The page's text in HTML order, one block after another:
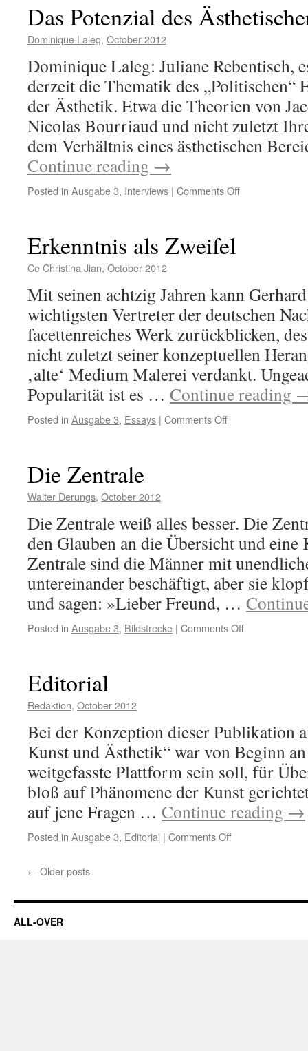
virtualized
value
Das Potenzial des
Dominique Laleg, October 2012
Dominique Laleg: Juliane Rebentisch,
derzeit die Thematik des „Politischen“
der Ästhetik. Etwa die Theorien von
Nicolas Bourriaud und nicht zuletzt
dem Verhältnis eines ästhetischen
Continue reading →
Posted in Ausgabe 3, Interviews | Comments Offon
Erkenntnis als Zweifel
Ce Christina Jian, October 2012
Mit seinen achtzig Jahren kann
wichtigsten Vertreter der deutschen
facettenreiches Werk zurückblicken,
nicht zuletzt seiner konzeptuellen
‚alte‘ Medium Malerei verdankt.
Popularität ist es … Continue reading
Posted in Ausgabe 3, Essays | Comments Offon
Die Zentrale
Walter Derungs, October 2012
Die Zentrale weiß alles besser. Die
den Glauben an die Übersicht und
Zentrale sind die Männer mit
untereinander beschäftigt, aber sie
und sagen: »Lieber Freund, …
Posted in Ausgabe 3, Bildstrecke | Comments Offon
Editorial
Redaktion, October 2012
Bei der Konzeption dieser Publikation
Kunst und Ästhetik“ war von Beginn
weitgefasste Plattform sein soll, für
bloß auf Phänomene der Kunst
auf jene Fragen … Continue reading →
Posted in Ausgabe 3, Editorial | Comments Offon
← Older posts
ALL-OVER